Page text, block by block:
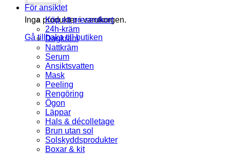
Inga produkter i varukorgen.
Gå tillbaka till butiken
För ansiktet
Köp ett presentkort
24h-kräm
Dagkräm
Nattkräm
Serum
Ansiktsvatten
Mask
Peeling
Rengöring
Ögon
Läppar
Hals & décolletage
Brun utan sol
Solskyddsprodukter
Boxar & kit